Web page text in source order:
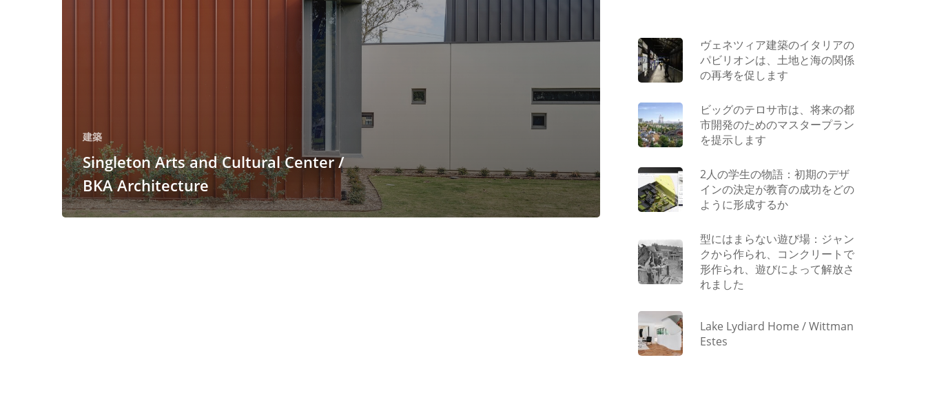
建築
Singleton Arts and Cultural Center /
BKA Architecture
ヴェネツィア建築のイタリアの
パビリオンは、土地と海の関係
の再考を促します
ビッグのテロサ市は、将来の都
市開発のためのマスタープラン
を提示します
2人の学生の物語：初期のデザ
インの決定が教育の成功をどの
ように形成するか
型にはまらない遊び場：ジャン
クから作られ、コンクリートで
形作られ、遊びによって解放さ
れました
Lake Lydiard Home / Wittman
Estes